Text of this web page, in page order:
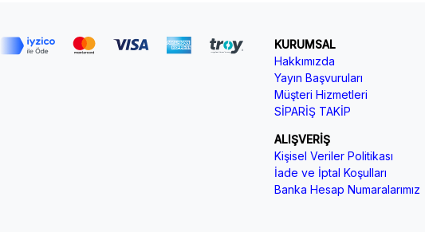
KURUMSAL
Hakkımızda
Yayın Başvuruları
Müşteri Hizmetleri
SİPARİŞ TAKİP
ALIŞVERİŞ
Kişisel Veriler Politikası
İade ve İptal Koşulları
Banka Hesap Numaralarımız